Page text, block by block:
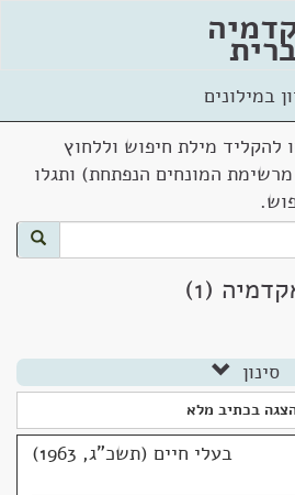
במילונים
להקליד מילת חיפוש וללחוץ
המונחים הנפתחת) ותגלו
(1)
סינון
בכתיב מלא
בעלי חיים (תשכ"ג, 1963)